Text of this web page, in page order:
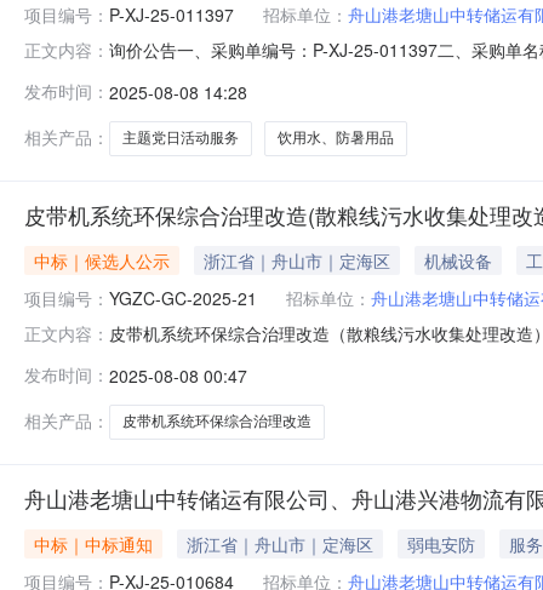
项目编号： P-XJ-25-011397 招标单位： 舟山港老塘山中转储运有
正文内容： 询价公告一、采购单编号：P-XJ-25-011397二、采购单
人联系方式：13857217624十、询价类型：公开具体规
发布时间： 2025-08-08 14:28
相关产品：
主题党日活动服务 饮用水、防暑用品
皮带机系统环保综合治理改造(散粮线污水收集处理
中标｜候选人公示 浙江省｜舟山市｜定海区 机械设备
项目编号： YGZC-GC-2025-21 招标单位： 舟山港老塘山中转储
正文内容： 皮带机系统环保综合治理改造（散粮线污水收集处理改
标候选人：硕谷昊天建设（杭州）有限公司中标价格：
招标文件
发布时间： 2025-08-08 00:47
相关产品：
皮带机系统环保综合治理改造
舟山港老塘山中转储运有限公司、舟山港兴港物流有
中标｜中标通知 浙江省｜舟山市｜定海区 弱电安防
服务
项目编号： P-XJ-25-010684 招标单位： 舟山港老塘山中转储运有